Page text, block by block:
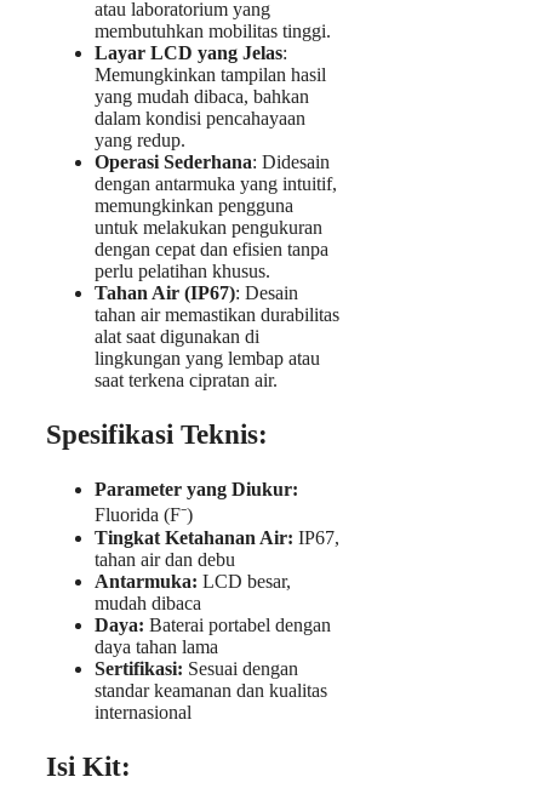
atau laboratorium yang
membutuhkan mobilitas tinggi.
Layar LCD yang Jelas:
Memungkinkan tampilan hasil
yang mudah dibaca, bahkan
dalam kondisi pencahayaan
yang redup.
Operasi Sederhana: Didesain
dengan antarmuka yang intuitif,
memungkinkan pengguna
untuk melakukan pengukuran
dengan cepat dan efisien tanpa
perlu pelatihan khusus.
Tahan Air (IP67): Desain
tahan air memastikan durabilitas
alat saat digunakan di
lingkungan yang lembap atau
saat terkena cipratan air.
Spesifikasi Teknis:
Parameter yang Diukur:
Fluorida (F⁻)
Tingkat Ketahanan Air: IP67,
tahan air dan debu
Antarmuka: LCD besar,
mudah dibaca
Daya: Baterai portabel dengan
daya tahan lama
Sertifikasi: Sesuai dengan
standar keamanan dan kualitas
internasional
Isi Kit: